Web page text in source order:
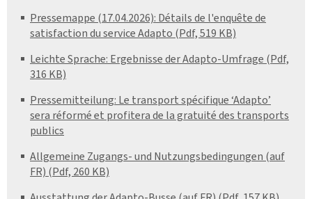
Pressemappe (17.04.2026): Détails de l'enquête de
satisfaction du service Adapto (Pdf, 519 KB)
Leichte Sprache: Ergebnisse der Adapto-Umfrage (Pdf,
316 KB)
Pressemitteilung: Le transport spécifique ‘Adapto’
sera réformé et profitera de la gratuité des transports
publics
Allgemeine Zugangs- und Nutzungsbedingungen (auf
FR) (Pdf, 260 KB)